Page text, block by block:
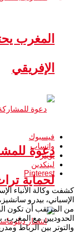
المغرب
الإفريقي
دعوة
لحماية
فيسبوك
واتساب
تويتر
لينكدين
Pinterest
كشفت وكالة الأنباء
الإسباني، بيدرو
من المرتقب أن تكون
الحدوديين مع
والتوتر بين الرباط